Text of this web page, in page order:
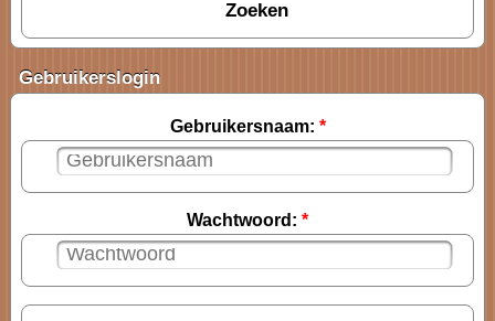
Gebruikerslogin
Gebruikersnaam: *
Wachtwoord: *